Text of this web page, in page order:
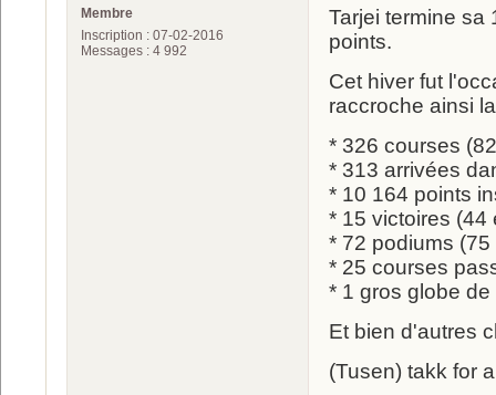
Membre
Inscription : 07-02-2016
Messages : 4 992
Tarjei termine sa
points.
Cet hiver fut
raccroche ainsi
* 326 courses
* 313 arrivées
* 10 164 points
* 15 victoires (44
* 72 podiums
* 25 courses
* 1 gros globe de
Et bien d'autres
(Tusen) takk for